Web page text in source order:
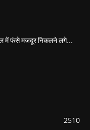
में फंसे मजदूर निकलने लगे...
2510